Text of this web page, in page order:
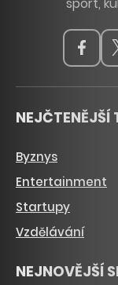
sport,
NEJČTENĚJŠÍ
Byznys
Entertainment
Startupy
Vzdělávání
NEJNOVĚJŠÍ